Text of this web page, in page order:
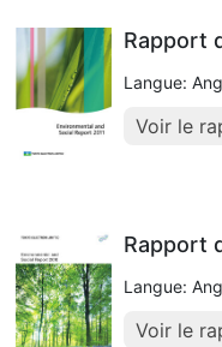
Rapport
Langue:
Voir le
Rapport
Langue:
Voir le